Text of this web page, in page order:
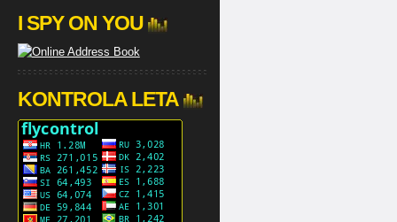
I SPY ON YOU
KONTROLA LETA